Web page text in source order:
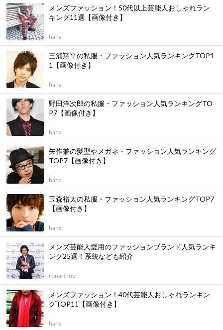
メンズファッション！50代以上芸能人おしゃれラン
キング11選【画像付き】
hana
三浦翔平の私服・ファッション人気ランキングTOP1
1【画像付き】
hana
野田洋次郎の私服・ファッション人気ランキングTO
P7【画像付き】
hana
矢作兼の髪型やメガネ・ファッション人気ランキング
TOP7【画像付き】
hana
玉森裕太の私服・ファッション人気ランキングTOP7
【画像付き】
hana
メンズ芸能人愛用のファッションブランド人気ランキ
ング25選！系統なども紹介
runarinne
メンズファッション！40代芸能人おしゃれランキン
グTOP11【画像付き】
hana